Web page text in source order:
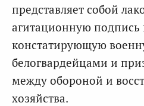
представляет собой
агитационную подпись
констатирующую
белогвардейцами и
между обороной и
хозяйства.